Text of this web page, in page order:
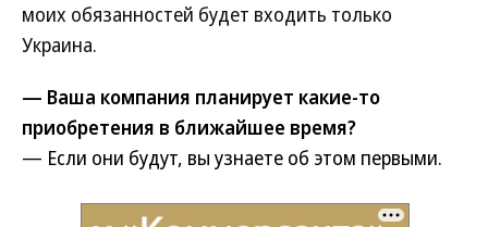
моих обязанностей будет входить только
Украина.
— Ваша компания планирует какие-то
приобретения в ближайшее время?
— Если они будут, вы узнаете об этом первыми.